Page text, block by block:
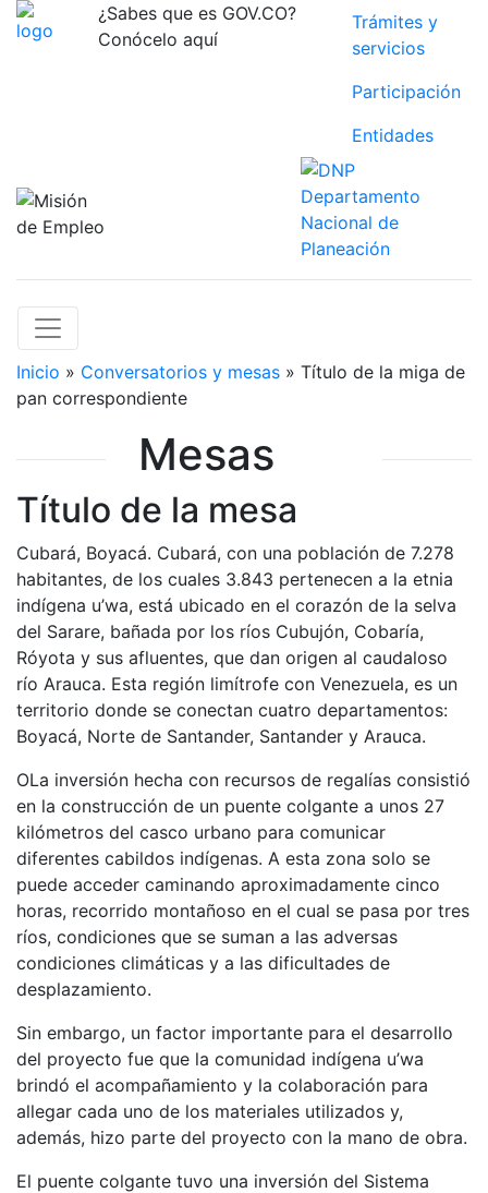
¿Sabes que es GOV.CO?
Conócelo aquí
Trámites y
servicios
Participación
Entidades
Inicio » Conversatorios y mesas » Título de la miga de
pan correspondiente
Mesas
Título de la mesa
Cubará, Boyacá. Cubará, con una población de 7.278
habitantes, de los cuales 3.843 pertenecen a la etnia
indígena u’wa, está ubicado en el corazón de la selva
del Sarare, bañada por los ríos Cubujón, Cobaría,
Róyota y sus afluentes, que dan origen al caudaloso
río Arauca. Esta región limítrofe con Venezuela, es un
territorio donde se conectan cuatro departamentos:
Boyacá, Norte de Santander, Santander y Arauca.
OLa inversión hecha con recursos de regalías consistió
en la construcción de un puente colgante a unos 27
kilómetros del casco urbano para comunicar
diferentes cabildos indígenas. A esta zona solo se
puede acceder caminando aproximadamente cinco
horas, recorrido montañoso en el cual se pasa por tres
ríos, condiciones que se suman a las adversas
condiciones climáticas y a las dificultades de
desplazamiento.
Sin embargo, un factor importante para el desarrollo
del proyecto fue que la comunidad indígena u’wa
brindó el acompañamiento y la colaboración para
allegar cada uno de los materiales utilizados y,
además, hizo parte del proyecto con la mano de obra.
El puente colgante tuvo una inversión del Sistema